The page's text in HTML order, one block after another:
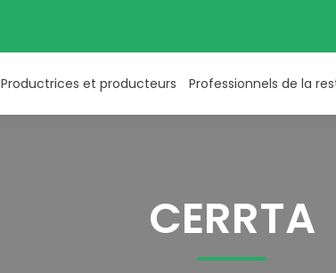
Productrices et producteurs Professionnels de la
CERRTA